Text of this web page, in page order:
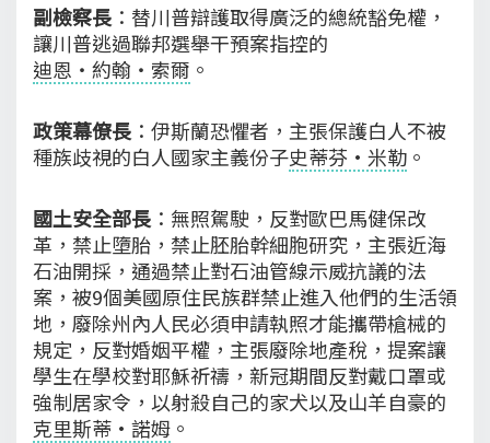
副檢察長 ：替川普辯護取得廣泛的總統豁免權，
讓川普逃過聯邦選舉干預案指控的
迪恩‧約翰‧索爾 。
政策幕僚長 ：伊斯蘭恐懼者，主張保護白人不被
種族歧視的白人國家主義份子史蒂芬·米勒 。
國土安全部長 ：無照駕駛，反對歐巴馬健保改
革，禁止墮胎，禁止胚胎幹細胞研究，主張近海
石油開採，通過禁止對石油管線示威抗議的法
案，被9個美國原住民族群禁止進入他們的生活領
地，廢除州內人民必須申請執照才能攜帶槍械的
規定，反對婚姻平權，主張廢除地產稅，提案讓
學生在學校對耶穌祈禱，新冠期間反對戴口罩或
強制居家令，以射殺自己的家犬以及山羊自豪的
克里斯蒂·諾姆 。